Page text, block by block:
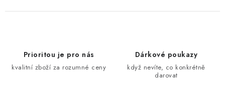
Prioritou je pro nás
kvalitní zboží za rozumné ceny
Dárkové poukazy
když nevíte, co konkrétně
darovat